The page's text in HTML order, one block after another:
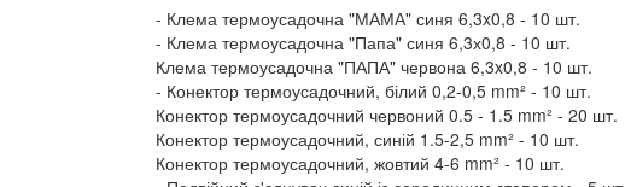
Клема термоусадочна "МАМА" синя 6,3x0,8 - 10 шт.
Клема термоусадочна "Папа" синя 6,3х0,8 - 10 шт.
Клема термоусадочна "ПАПА" червона 6,3x0,8 - 10 шт.
Конектор термоусадочний, білий 0,2-0,5 mm² - 10 шт.
Конектор термоусадочний червоний 0.5 - 1.5 mm² - 20 шт.
Конектор термоусадочний, синій 1.5-2,5 mm² - 10 шт.
Конектор термоусадочний, жовтий 4-6 mm² - 10 шт.